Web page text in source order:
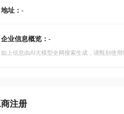
地址： -
企业信息概览： -
如上信息由AI大模型全网搜索生成，请甄别使用!
注册